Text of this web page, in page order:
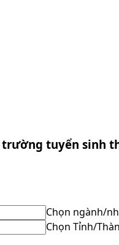
trường tuyển sinh
Chọn ngành/
Chọn Tỉnh/